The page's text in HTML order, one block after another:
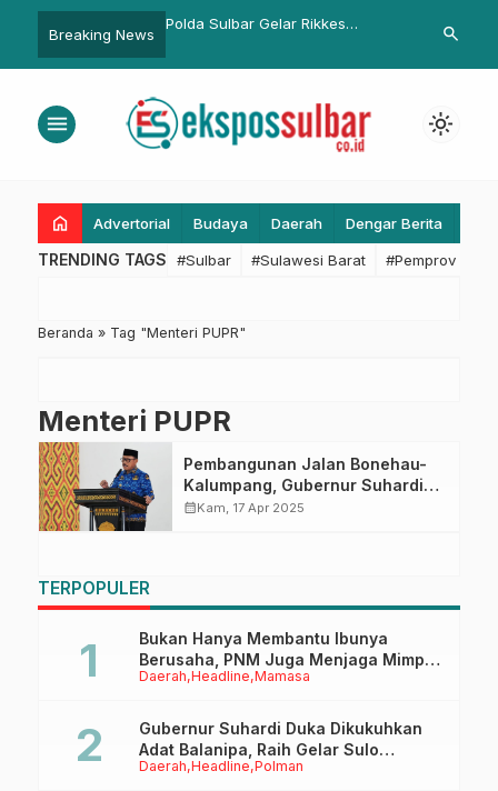
Breaking News
Sengketa Informasi,
Pembacaan
Polda Sulbar Gelar Rikkes
Personel Demi Pelayanan Optimal
Perkuat
Kegiatan
search
menu light_mode
home Advertorial Budaya Daerah Dengar Berita
TRENDING TAGS #Sulbar #Sulawesi Barat #Pemprov
Beranda » Tag "Menteri PUPR"
Menteri PUPR
Pembangunan Jalan Bonehau-
Kalumpang, Gubernur Suhardi
Duka Siap Temui Menteri PUPR
calendar_monthKam, 17 Apr 2025
TERPOPULER
Daerah Headline Mamasa
Bukan Hanya Membantu Ibunya
Berusaha, PNM Juga Menjaga Mimpi
Anaknya Untuk Menggapai Cita-Cita
Daerah Headline Polman
Gubernur Suhardi Duka Dikukuhkan
Adat Balanipa, Raih Gelar Sulo
Tappidena